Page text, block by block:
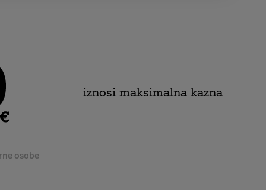
iznosi maksimalna kazna
osobe